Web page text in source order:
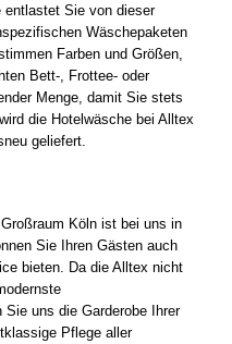
entlastet Sie von dieser
Wäschepaketen
Farben und Größen,
Bett-, Frottee- oder
Menge, damit Sie stets
die Hotelwäsche bei Alltex
geliefert.
Köln ist bei uns in
Sie Ihren Gästen auch
bieten. Da die Alltex nicht
uns die Garderobe Ihrer
Pflege aller